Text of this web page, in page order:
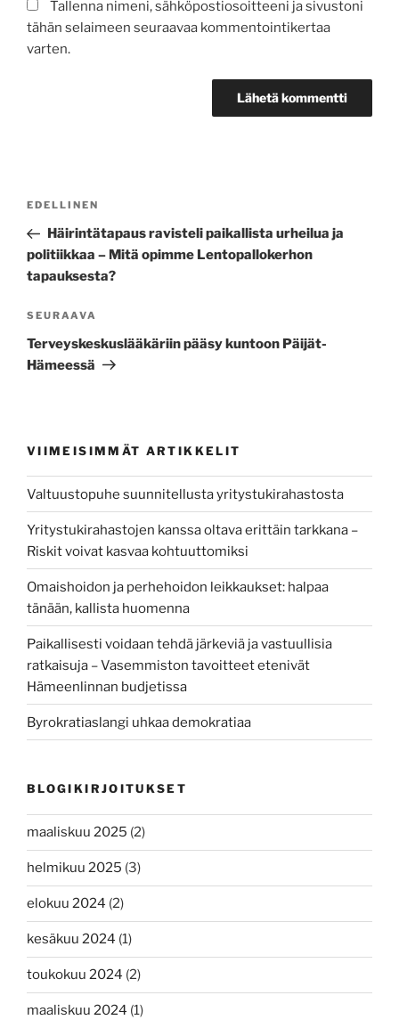
Tallenna nimeni, sähköpostiosoitteeni ja sivustoni
tähän selaimeen seuraavaa kommentointikertaa
varten.
Edellinen
artikkeli
EDELLINEN
Häirintätapaus ravisteli paikallista urheilua ja
politiikkaa – Mitä opimme Lentopallokerhon
tapauksesta?
Seuraava
artikkeli
SEURAAVA
Terveyskeskuslääkäriin pääsy kuntoon Päijät-
Hämeessä
VIIMEISIMMÄT ARTIKKELIT
Valtuustopuhe suunnitellusta yritystukirahastosta
Yritystukirahastojen kanssa oltava erittäin tarkkana –
Riskit voivat kasvaa kohtuuttomiksi
Omaishoidon ja perhehoidon leikkaukset: halpaa
tänään, kallista huomenna
Paikallisesti voidaan tehdä järkeviä ja vastuullisia
ratkaisuja – Vasemmiston tavoitteet etenivät
Hämeenlinnan budjetissa
Byrokratiaslangi uhkaa demokratiaa
BLOGIKIRJOITUKSET
maaliskuu 2025 (2)
helmikuu 2025 (3)
elokuu 2024 (2)
kesäkuu 2024 (1)
toukokuu 2024 (2)
maaliskuu 2024 (1)